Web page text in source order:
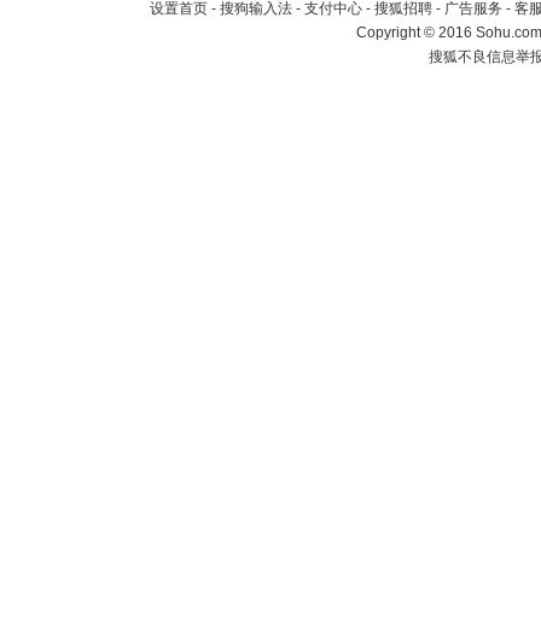
设置首页 - 搜狗输入法 - 支付中心 - 搜狐招聘 - 广告服务 - 客
Copyright©2016
搜狐不良信息举